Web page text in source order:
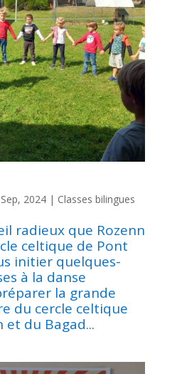
2024| Classes bilingues
radieux que Rozenn
celtique de Pont
initier quelques-
à la danse
la grande
du cercle celtique
et du Bagad...